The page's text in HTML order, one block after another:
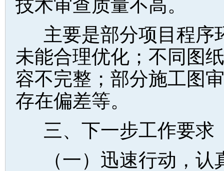
技术审查质量不高。
主要是部分项目程序
未能合理优化；不同图
容不完整；部分施工图
存在偏差等。
三、下一步工作要求
（一）迅速行动，